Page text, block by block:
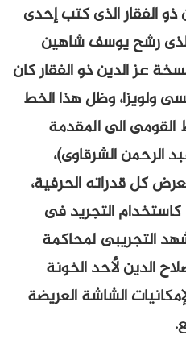
ذو الفقار الذى كتب إحدى
الذى رشح يوسف شاهين
عز الدين ذو الفقار كان
ولويزا، وظل هذا الخط
الى المقدمة
الرحمن الشرقاوى)،
كل قدراته الحرفية،
التجريد فى
التجريبى لمحاكمة
الدين لأحد الخونة
الشاشة العريضة